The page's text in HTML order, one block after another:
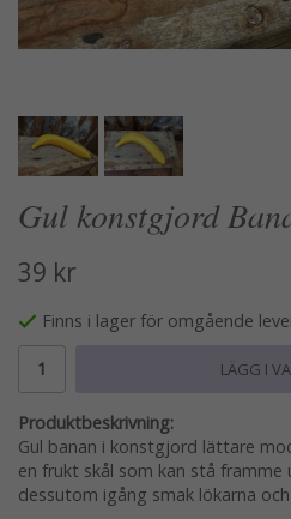
Gul konstgjord
39 kr
Finns i lager för omgående
LÄGG I
Produktbeskrivning:
Gul banan i konstgjord lättare
en frukt skål som kan stå
dessutom igång smak lökarna